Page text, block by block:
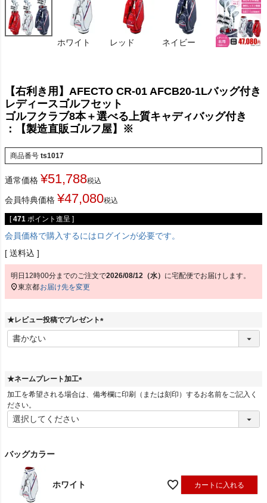
ホワイト レッド ネイビー
【右利き用】AFECTO CR-01 AFCB20-1Lバッグ付き
レディースゴルフセット
ゴルフクラブ8本＋選べる上質キャディバッグ付き
：【製造直販ゴルフ屋】※
商品番号 ts1017
通常価格 ¥51,788税込
会員特典価格 ¥47,080税込
[ 471 ポイント進呈 ]
会員価格で購入するにはログインが必要です。
送料込
明日 12時00分 までのご注文で2026/08/12（水） に宅配便 でお届けします。
東京都お届け先を変更
★レビュー投稿でプレゼント
必
★ネームプレート加工
(
)
加工を希望される場合は、備考欄に印刷（または刻印）するお名前をご記入く
ださい。
バッグカラー
ホワイト カートに入れる